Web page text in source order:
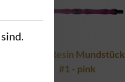
CRT Resin Mundstück
#1 - pink